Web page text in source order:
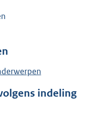
indeling